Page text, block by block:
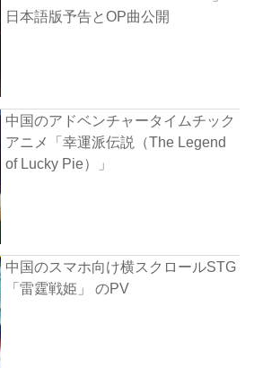
日本語版予告とOP曲公開
中国のアドベンチャータイムチック
アニメ「幸運派伝説（The Legend
of Lucky Pie）」
中国のスマホ向け横スクロールSTG
「雷霆戦姫」 のPV